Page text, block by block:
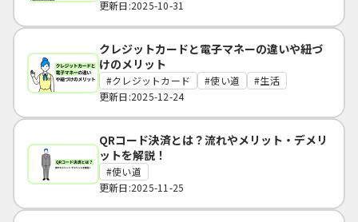
更新日:2025-10-31
クレジットカードと電子マネーの違いや紐づ
けのメリット
クレジットカード 使い道
生活
更新日:2025-12-24
QRコード決済とは？流れやメリット・デメリ
ットを解説！
使い道
更新日:2025-11-25